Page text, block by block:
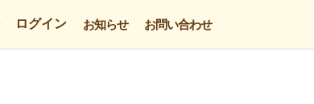
ログイン お知らせ お問い合わせ